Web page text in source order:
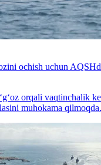
ochish uchun
orqali vaqtinchalik
muhokama qilmoqda.